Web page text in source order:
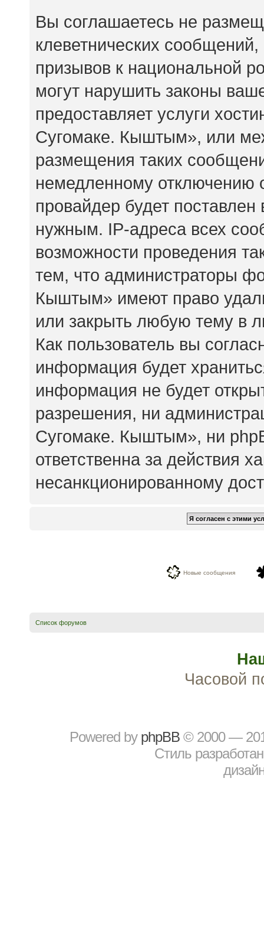
Вы соглашаетесь не
клеветнических
призывов к национальной
могут нарушить законы
предоставляет услуги
Сугомаке. Кыштым», или
размещения таких
немедленному отключению
провайдер будет
нужным. IP-адреса всех
возможности проведения
тем, что администраторы
Кыштым» имеют право
или закрыть любую тему в
Как пользователь вы
информация будет
информация не будет
разрешения, ни
Сугомаке. Кыштым», ни
ответственна за действия
несанкционированному
Новые сообщения
Список форумов
Часовой
Powered by рhрBВ © 2000 —
Стиль